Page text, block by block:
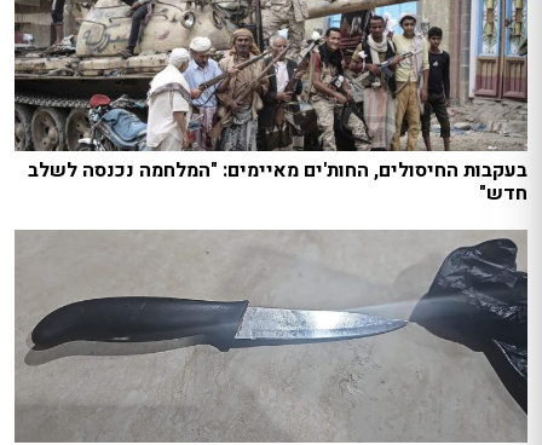
בעקבות החיסולים, החות'ים מאיימים: "המלחמה נכנסה לשלב
חדש"